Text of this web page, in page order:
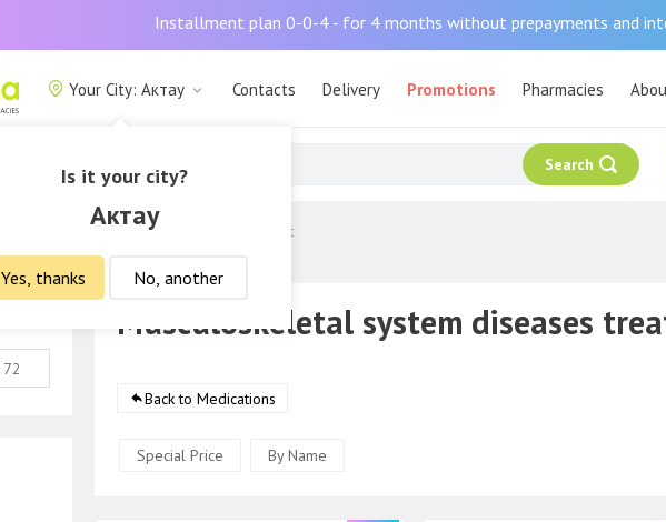
Installment plan 0-0-4 - for 4 months without prepayments and
Your City: Актау
Is it your city?
Актау
Yes, thanks No, another
Contacts Delivery Promotions Pharmacies
Search
Musculoskeletal system diseases treatment
Musculoskeletal system diseases
Back to Medications
Special Price By Name